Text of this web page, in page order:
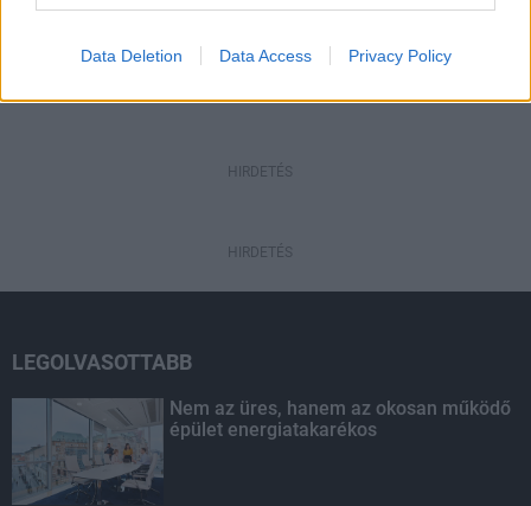
Data Deletion Data Access Privacy Policy
HIRDETÉS
HIRDETÉS
LEGOLVASOTTABB
Nem az üres, hanem az okosan működő
épület energiatakarékos